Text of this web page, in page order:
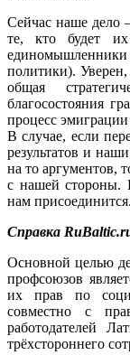
Сейчас наше дело
те, кто будет
политики).
общая
благосостояния
процесс
В случае, если
результатов и
на то аргументов,
с нашей стороны.
нам присоединится.
Справка
Основной целью
профсоюзов
их прав по
совместно с
работодателей
трёхстороннего